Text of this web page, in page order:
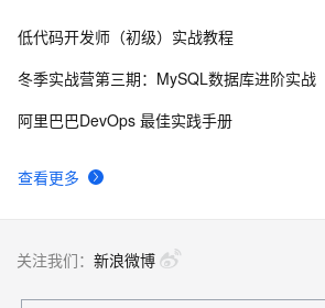
秘与技巧
8 [Unity3d]脚本相互调用以及控制
制
查看更多
低代码开发师（初级）实战教程
冬季实战营第三期：MySQL数据库进阶实战
阿里巴巴DevOps 最佳实践手册
关注我们： 新浪微博